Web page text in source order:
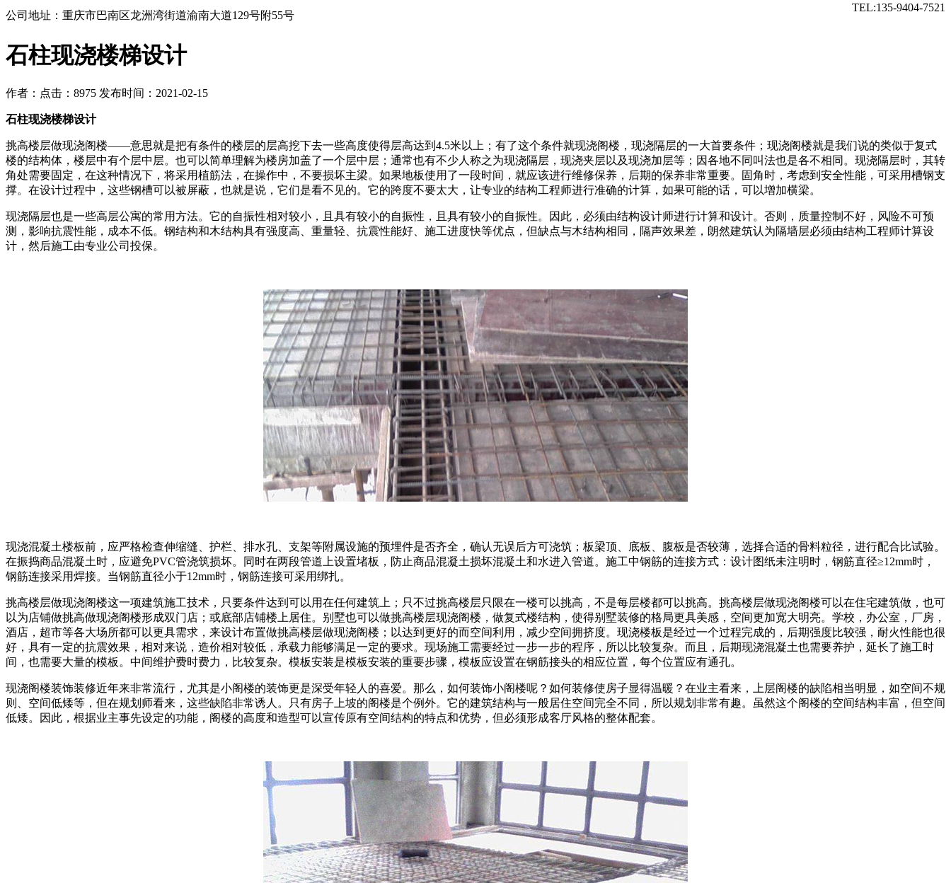
TEL:135-9404-7521
石柱现浇楼梯设计
作者： 点击：8975 发布时间：2021-02-15
石柱现浇楼梯设计
挑高楼层做现浇阁楼——意思就是把有条件的楼层的层高挖下去一些高度使得层高达到4.5米以上；有了这个条件就现浇阁楼，现浇隔层的一大首要条件；现浇阁楼就是我们说的类似于复式
楼的结构体，楼层中有个层中层。也可以简单理解为楼房加盖了一个层中层；通常也有不少人称之为现浇隔层，现浇夹层以及现浇加层等；因各地不同叫法也是各不相同。现浇隔层时，其转
角处需要固定，在这种情况下，将采用植筋法，在操作中，不要损坏主梁。如果地板使用了一段时间，就应该进行维修保养，后期的保养非常重要。固角时，考虑到安全性能，可采用槽钢支
撑。在设计过程中，这些钢槽可以被屏蔽，也就是说，它们是看不见的。它的跨度不要太大，让专业的结构工程师进行准确的计算，如果可能的话，可以增加横梁。
现浇隔层也是一些高层公寓的常用方法。它的自振性相对较小，且具有较小的自振性，且具有较小的自振性。因此，必须由结构设计师进行计算和设计。否则，质量控制不好，风险不可预
测，影响抗震性能，成本不低。钢结构和木结构具有强度高、重量轻、抗震性能好、施工进度快等优点，但缺点与木结构相同，隔声效果差，朗然建筑认为隔墙层必须由结构工程师计算设
计，然后施工由专业公司投保。
现浇混凝土楼板前，应严格检查伸缩缝、护栏、排水孔、支架等附属设施的预埋件是否齐全，确认无误后方可浇筑；板梁顶、底板、腹板是否较薄，选择合适的骨料粒径，进行配合比试验。
在振捣商品混凝土时，应避免PVC管浇筑损坏。同时在两段管道上设置堵板，防止商品混凝土损坏混凝土和水进入管道。施工中钢筋的连接方式：设计图纸未注明时，钢筋直径≥12mm时，
钢筋连接采用焊接。当钢筋直径小于12mm时，钢筋连接可采用绑扎。
挑高楼层做现浇阁楼这一项建筑施工技术，只要条件达到可以用在任何建筑上；只不过挑高楼层只限在一楼可以挑高，不是每层楼都可以挑高。挑高楼层做现浇阁楼可以在住宅建筑做，也可
以为店铺做挑高做现浇阁楼形成双门店；或底部店铺楼上居住。别墅也可以做挑高楼层现浇阁楼，做复式楼结构，使得别墅装修的格局更具美感，空间更加宽大明亮。学校，办公室，厂房，
酒店，超市等各大场所都可以更具需求，来设计布置做挑高楼层做现浇阁楼；以达到更好的而空间利用，减少空间拥挤度。现浇楼板是经过一个过程完成的，后期强度比较强，耐火性能也很
好，具有一定的抗震效果，相对来说，造价相对较低，承载力能够满足一定的要求。现场施工需要经过一步一步的程序，所以比较复杂。而且，后期现浇混凝土也需要养护，延长了施工时
间，也需要大量的模板。中间维护费时费力，比较复杂。模板安装是模板安装的重要步骤，模板应设置在钢筋接头的相应位置，每个位置应有通孔。
现浇阁楼装饰装修近年来非常流行，尤其是小阁楼的装饰更是深受年轻人的喜爱。那么，如何装饰小阁楼呢？如何装修使房子显得温暖？在业主看来，上层阁楼的缺陷相当明显，如空间不规
则、空间低矮等，但在规划师看来，这些缺陷非常诱人。只有房子上坡的阁楼是个例外。它的建筑结构与一般居住空间完全不同，所以规划非常有趣。虽然这个阁楼的空间结构丰富，但空间
低矮。因此，根据业主事先设定的功能，阁楼的高度和造型可以宣传原有空间结构的特点和优势，但必须形成客厅风格的整体配套。
公司地址：重庆市巴南区龙洲湾街道渝南大道129号附55号